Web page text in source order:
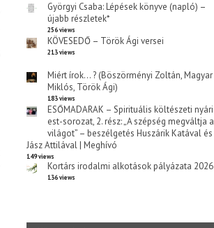
Györgyi Csaba: Lépések könyve (napló) –
újabb részletek*
256 views
KÖVESEDŐ – Török Ági versei
213 views
Miért írok… ? (Böszörményi Zoltán, Magyar
Miklós, Török Ági)
183 views
ESŐMADARAK – Spirituális költészeti nyári
est-sorozat, 2. rész: „A szépség megváltja a
világot” – beszélgetés Huszárik Katával és
Jász Attilával | Meghívó
149 views
Kortárs irodalmi alkotások pályázata 2026
136 views